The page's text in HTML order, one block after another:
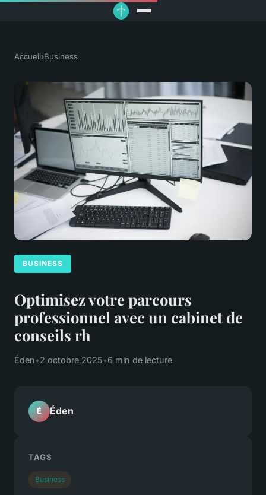
Accueil›Business
BUSINESS
Optimisez votre parcours
professionnel avec un cabinet de
conseils rh
Éden•2 octobre 2025•6 min de lecture
É Éden
TAGS
Business